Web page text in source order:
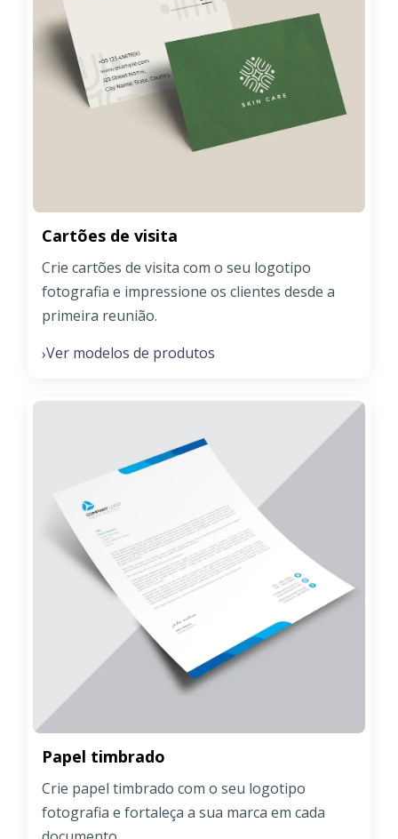
Cartões de visita
Crie cartões de visita com o seu logotipo
fotografia e impressione os clientes desde a
primeira reunião.
›Ver modelos de produtos
Papel timbrado
Crie papel timbrado com o seu logotipo
fotografia e fortaleça a sua marca em cada